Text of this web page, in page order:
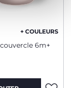
+ COULEURS
6m+